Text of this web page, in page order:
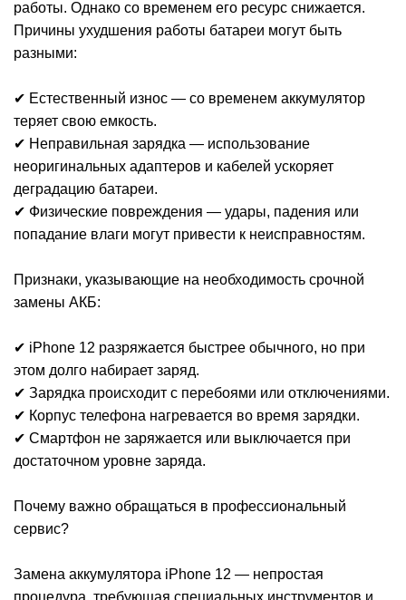
работы. Однако со временем его ресурс снижается.
Причины ухудшения работы батареи могут быть
разными:
✔ Естественный износ — со временем аккумулятор
теряет свою емкость.
✔ Неправильная зарядка — использование
неоригинальных адаптеров и кабелей ускоряет
деградацию батареи.
✔ Физические повреждения — удары, падения или
попадание влаги могут привести к неисправностям.
Признаки, указывающие на необходимость срочной
замены АКБ:
✔ iPhone 12 разряжается быстрее обычного, но при
этом долго набирает заряд.
✔ Зарядка происходит с перебоями или отключениями.
✔ Корпус телефона нагревается во время зарядки.
✔ Смартфон не заряжается или выключается при
достаточном уровне заряда.
Почему важно обращаться в профессиональный
сервис?
Замена аккумулятора iPhone 12 — непростая
процедура, требующая специальных инструментов и